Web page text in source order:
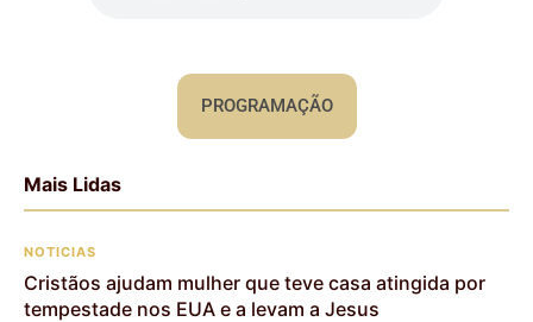
PROGRAMAÇÃO
Mais Lidas
NOTICIAS
Cristãos ajudam mulher que teve casa atingida por
tempestade nos EUA e a levam a Jesus